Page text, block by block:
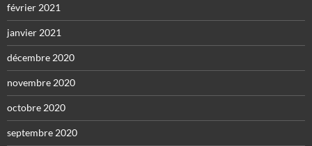
février 2021
janvier 2021
décembre 2020
novembre 2020
octobre 2020
septembre 2020